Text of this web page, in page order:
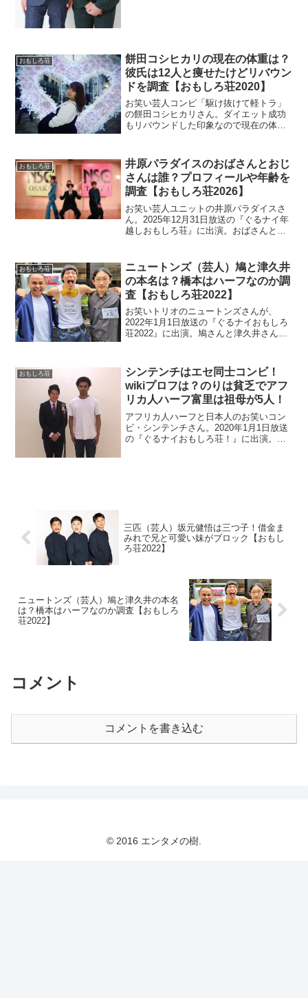
おもしろ荘
餅田コシヒカリの現在の体重は？
彼氏は12人と痩せたけどリバウン
ドを調査【おもしろ荘2020】
お笑い芸人コンビ「駆け抜けて軽トラ」
の餅田コシヒカリさん。ダイエット成功
もリバウンドした印象なので現在の体重
おもしろ荘
井原パラダイスのおばさんとおじ
さんは誰？プロフィールや年齢を
調査【おもしろ荘2026】
お笑い芸人ユニットの井原パラダイスさ
ん。2025年12月31日放送の『ぐるナイ年
越しおもしろ荘』に出演。おばさんとお
おもしろ荘
ニュートンズ（芸人）鳩と津久井
の本名は？橋本はハーフなのか調
査【おもしろ荘2022】
お笑いトリオのニュートンズさんが、
2022年1月1日放送の『ぐるナイおもしろ
荘2022』に出演。鳩さんと津久井さんは
おもしろ荘
シンテンチはエセ同士コンビ！
wikiプロフは？のりは貧乏でアフ
リカ人ハーフ富里は祖母が5人！
アフリカ人ハーフと日本人のお笑いコン
ビ・シンテンチさん。2020年1月1日放送
の『ぐるナイおもしろ荘！』に出演。富
三匹（芸人）坂元健悟は三つ子！借金ま
みれで兄と可愛い妹がブロック【おもし
ろ荘2022】
ニュートンズ（芸人）鳩と津久井の本名
は？橋本はハーフなのか調査【おもしろ
荘2022】
コメント
コメントを書き込む
© 2016 エンタメの樹.